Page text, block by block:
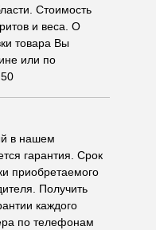
Стоимость
и веса. О
товара Вы
или по
в нашем
гарантия. Срок
приобретаемого
Получить
каждого
по телефонам